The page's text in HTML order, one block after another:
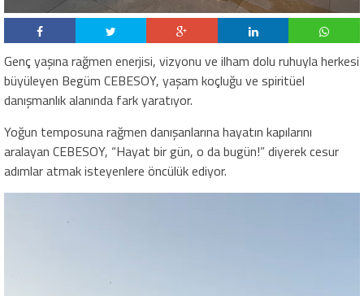
Genç yaşına rağmen enerjisi, vizyonu ve ilham dolu ruhuyla herkesi
büyüleyen Begüm CEBESOY, yaşam koçluğu ve spiritüel
danışmanlık alanında fark yaratıyor.
Yoğun temposuna rağmen danışanlarına hayatın kapılarını
aralayan CEBESOY, “Hayat bir gün, o da bugün!” diyerek cesur
adımlar atmak isteyenlere öncülük ediyor.